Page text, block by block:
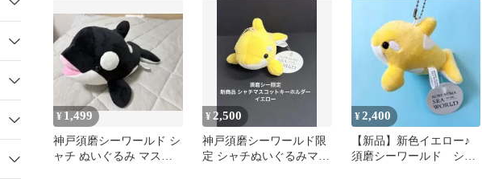
¥ 1,499
神戸須磨シーワールド シ
ャチ ぬいぐるみ マスコ
¥ 2,500
神戸須磨シーワールド限
定 シャチぬいぐるみマス
¥2,400
【新品】新色イエロー♪
須磨シーワールド シャ